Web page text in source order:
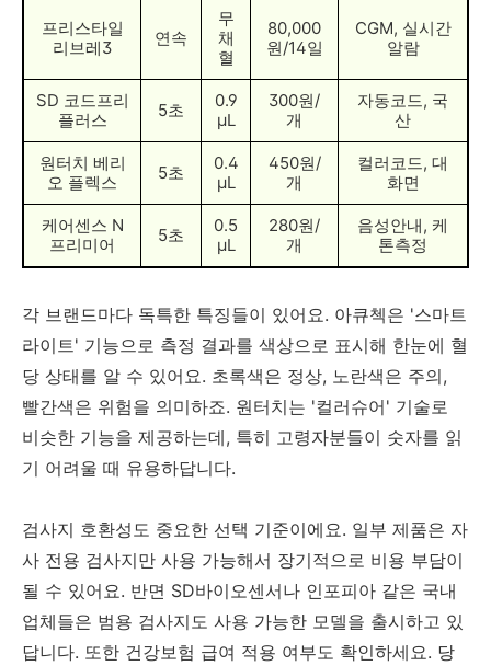
프리스타일
리브레3
연속
무
채
혈
80,000
원/14일
CGM, 실시간
알람
SD 코드프리
플러스
5초
0.9
μL
300원/
개
자동코드, 국
산
원터치 베리
오 플렉스
5초
0.4
μL
450원/
개
컬러코드, 대
화면
케어센스 N
프리미어
5초
0.5
μL
280원/
개
음성안내, 케
톤측정
각 브랜드마다 독특한 특징들이 있어요. 아큐첵은 '스마트
라이트' 기능으로 측정 결과를 색상으로 표시해 한눈에 혈
당 상태를 알 수 있어요. 초록색은 정상, 노란색은 주의,
빨간색은 위험을 의미하죠. 원터치는 '컬러슈어' 기술로
비슷한 기능을 제공하는데, 특히 고령자분들이 숫자를 읽
기 어려울 때 유용하답니다.
검사지 호환성도 중요한 선택 기준이에요. 일부 제품은 자
사 전용 검사지만 사용 가능해서 장기적으로 비용 부담이
될 수 있어요. 반면 SD바이오센서나 인포피아 같은 국내
업체들은 범용 검사지도 사용 가능한 모델을 출시하고 있
답니다. 또한 건강보험 급여 적용 여부도 확인하세요. 당